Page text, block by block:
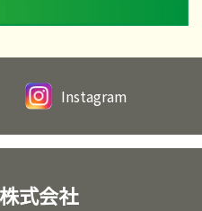
Instagram
式会社